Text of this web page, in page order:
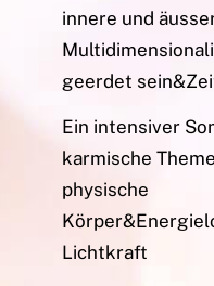
innere und
geerdet
Ein intensiver
karmische
physische
Lichtkraft